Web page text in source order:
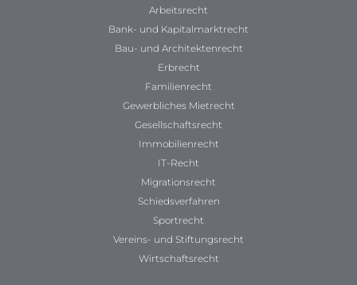
Arbeitsrecht
Bank- und Kapitalmarktrecht
Bau- und Architektenrecht
Erbrecht
Familienrecht
Gewerbliches Mietrecht
Gesellschaftsrecht
Immobilienrecht
IT-Recht
Migrationsrecht
Schiedsverfahren
Sportrecht
Vereins- und Stiftungsrecht
Wirtschaftsrecht